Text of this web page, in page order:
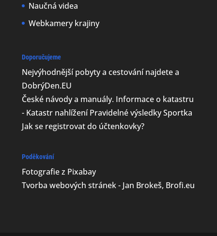
Naučná videa
Webkamery krajiny
Doporučujeme
Nejvýhodnějšípobyty a cestování najdete a
DobrýDen.EU
České návodya manuály. Informace o katastru
- Katastr nahlíženíPravidelné výsledkySportka
Jak se registrovat do účtenkovky?
Poděkování
Fotografie z Pixabay
Tvorba webových stránek - Jan Brokeš, Brofi.eu